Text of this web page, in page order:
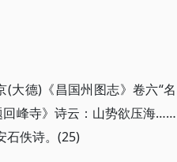
大德)《昌国州图志》卷六“名
回峰寺》诗云：山势欲压海……
石佚诗。(25)